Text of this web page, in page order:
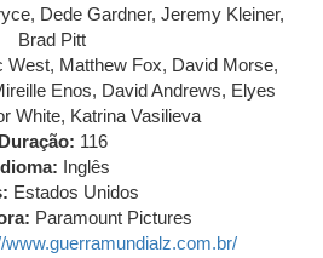
Dede Gardner, Jeremy Kleiner,
Brad Pitt
West, Matthew Fox, David Morse,
Enos, David Andrews, Elyes
White, Katrina Vasilieva
Duração: 116
Inglês
Estados Unidos
Paramount Pictures
www.guerramundialz.com.br/